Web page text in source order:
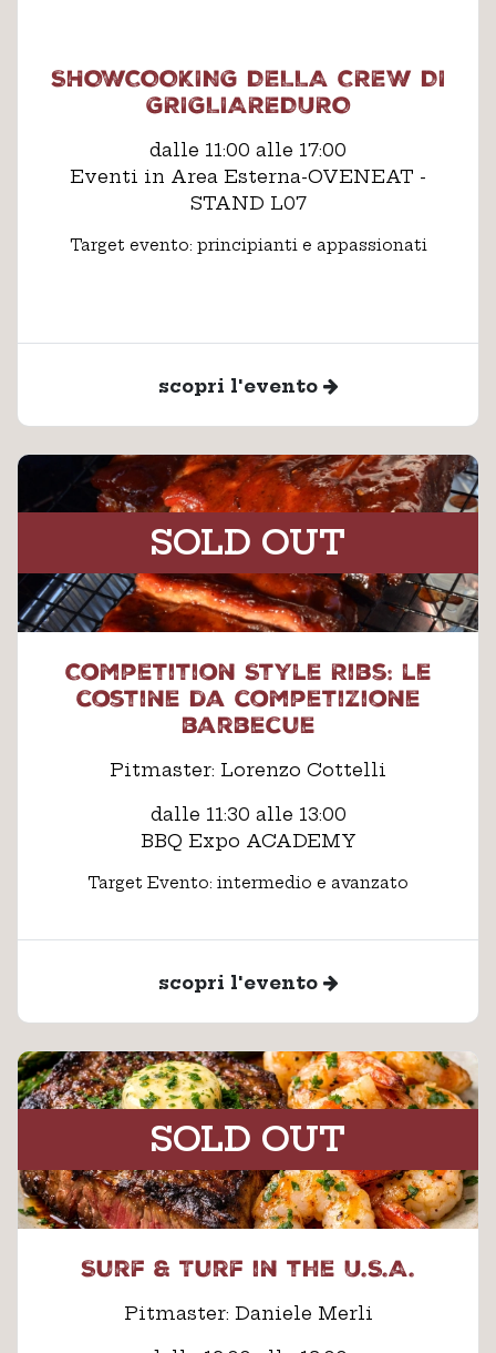
SHOWCOOKING DELLA CREW DI
GRIGLIAREDURO
dalle 11:00 alle 17:00
Eventi in Area Esterna-OVENEAT -
STAND L07
Target evento: principianti e appassionati
scopri l'evento
SOLD OUT
Competition Style Ribs: le
costine da competizione
barbecue
Pitmaster: Lorenzo Cottelli
dalle 11:30 alle 13:00
BBQ Expo ACADEMY
Target Evento: intermedio e avanzato
scopri l'evento
SOLD OUT
Surf & Turf in the U.S.A.
Pitmaster: Daniele Merli